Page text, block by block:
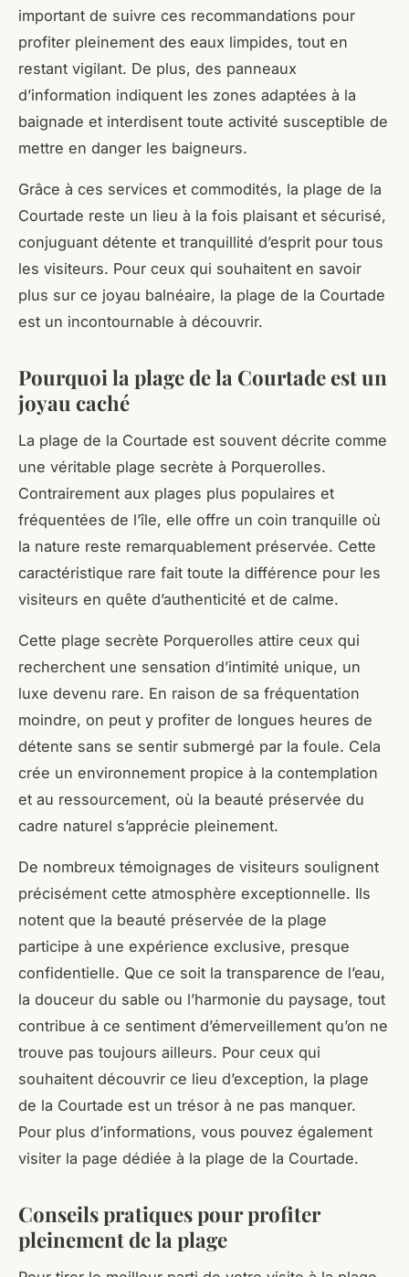
important de suivre ces recommandations pour
profiter pleinement des eaux limpides, tout en
restant vigilant. De plus, des panneaux
d’information indiquent les zones adaptées à la
baignade et interdisent toute activité susceptible de
mettre en danger les baigneurs.
Grâce à ces services et commodités, la plage de la
Courtade reste un lieu à la fois plaisant et sécurisé,
conjuguant détente et tranquillité d’esprit pour tous
les visiteurs. Pour ceux qui souhaitent en savoir
plus sur ce joyau balnéaire, la plage de la Courtade
est un incontournable à découvrir.
Pourquoi la plage de la Courtade est un
joyau caché
La plage de la Courtade est souvent décrite comme
une véritable plage secrète à Porquerolles.
Contrairement aux plages plus populaires et
fréquentées de l’île, elle offre un coin tranquille où
la nature reste remarquablement préservée. Cette
caractéristique rare fait toute la différence pour les
visiteurs en quête d’authenticité et de calme.
Cette plage secrète Porquerolles attire ceux qui
recherchent une sensation d’intimité unique, un
luxe devenu rare. En raison de sa fréquentation
moindre, on peut y profiter de longues heures de
détente sans se sentir submergé par la foule. Cela
crée un environnement propice à la contemplation
et au ressourcement, où la beauté préservée du
cadre naturel s’apprécie pleinement.
De nombreux témoignages de visiteurs soulignent
précisément cette atmosphère exceptionnelle. Ils
notent que la beauté préservée de la plage
participe à une expérience exclusive, presque
confidentielle. Que ce soit la transparence de l’eau,
la douceur du sable ou l’harmonie du paysage, tout
contribue à ce sentiment d’émerveillement qu’on ne
trouve pas toujours ailleurs. Pour ceux qui
souhaitent découvrir ce lieu d’exception, la plage
de la Courtade est un trésor à ne pas manquer.
Pour plus d’informations, vous pouvez également
visiter la page dédiée à la plage de la Courtade.
Conseils pratiques pour profiter
pleinement de la plage